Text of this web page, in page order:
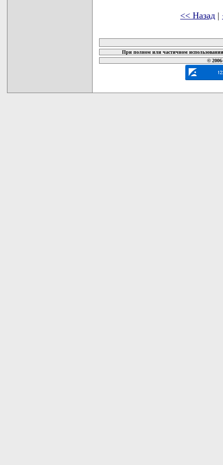
<< Назад |
При полном или частичном
©